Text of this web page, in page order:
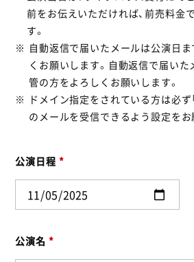
前をお伝えいただければ、前売料金
す。
自動返信で届いたメールは公演日
くお願いします。自動返信で届い
管の方をよろしくお願いします。
ドメイン指定をされている方は必ず
のメールを受信できるよう設定をお
公演日程 *
公演名 *